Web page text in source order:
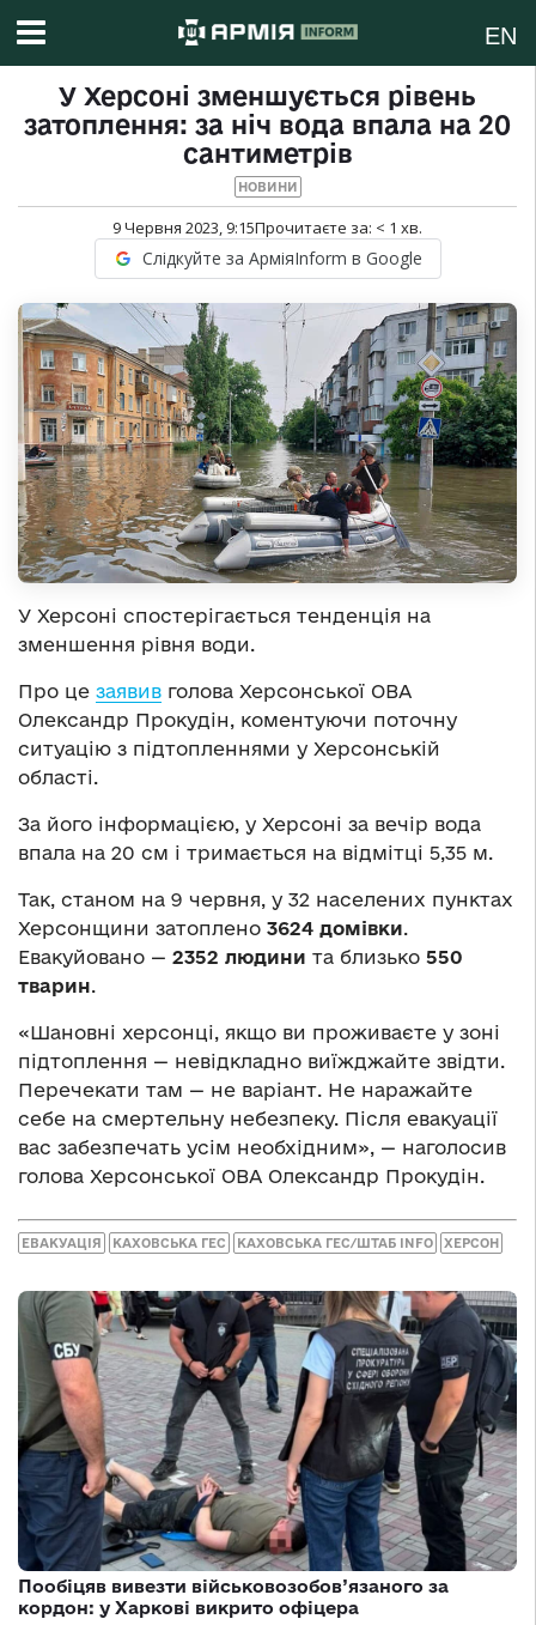
EN
У Херсоні зменшується рівень
затоплення: за ніч вода впала на 20
сантиметрів
НОВИНИ
9 Червня 2023, 9:15Прочитаєте за: < 1 хв.
Слідкуйте за АрміяInform в Google
У Херсоні спостерігається тенденція на
зменшення рівня води.
Про це заявив голова Херсонської ОВА
Олександр Прокудін, коментуючи поточну
ситуацію з підтопленнями у Херсонській
області.
За його інформацією, у Херсоні за вечір вода
впала на 20 см і тримається на відмітці 5,35 м.
Так, станом на 9 червня, у 32 населених пунктах
Херсонщини затоплено 3624 домівки.
Евакуйовано — 2352 людини та близько 550
тварин.
«Шановні херсонці, якщо ви проживаєте у зоні
підтоплення — невідкладно виїжджайте звідти.
Перечекати там — не варіант. Не наражайте
себе на смертельну небезпеку. Після евакуації
вас забезпечать усім необхідним», — наголосив
голова Херсонської ОВА Олександр Прокудін.
ЕВАКУАЦІЯ КАХОВСЬКА ГЕС КАХОВСЬКА ГЕС/ШТАБ INFO ХЕРСОН
Пообіцяв вивезти військовозобов’язаного за
кордон: у Харкові викрито офіцера